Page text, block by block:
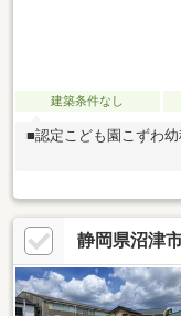
建築条件なし
■認定こども園こずわ幼
静岡県沼津